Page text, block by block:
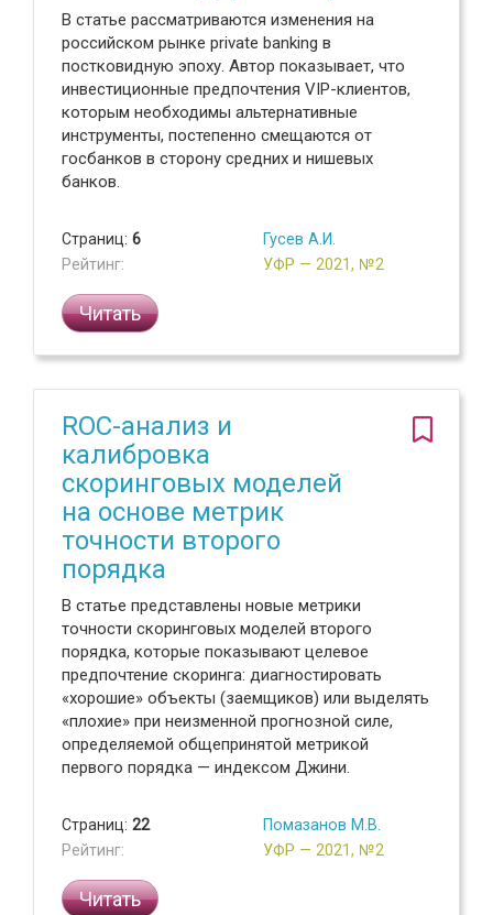
В статье рассматриваются изменения на
российском рынке private banking в
постковидную эпоху. Автор показывает, что
инвестиционные предпочтения VIP-клиентов,
которым необходимы альтернативные
инструменты, постепенно смещаются от
госбанков в сторону средних и нишевых
банков.
Страниц: 6
Рейтинг:
Гусев А.И.
УФР — 2021, №2
Читать
ROC-анализ и
калибровка
скоринговых моделей
на основе метрик
точности второго
порядка
В статье представлены новые метрики
точности скоринговых моделей второго
порядка, которые показывают целевое
предпочтение скоринга: диагностировать
«хорошие» объекты (заемщиков) или выделять
«плохие» при неизменной прогнозной силе,
определяемой общепринятой метрикой
первого порядка — индексом Джини.
Страниц: 22
Рейтинг:
Помазанов М.В.
УФР — 2021, №2
Читать